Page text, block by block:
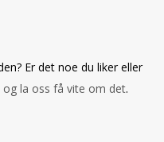
Er det noe du liker eller
og la oss få vite om det.